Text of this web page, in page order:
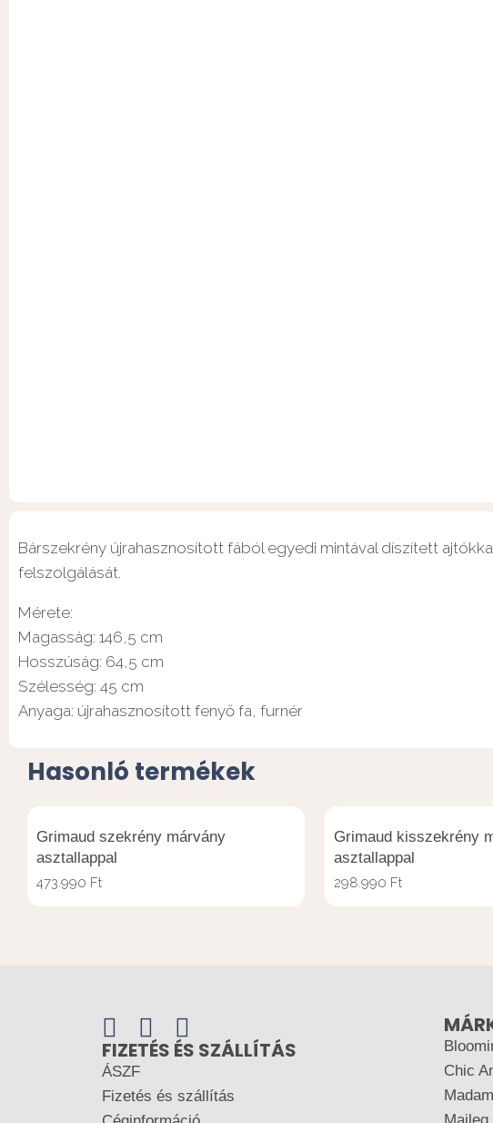
Bárszekrény újrahasznosított fából egyedi mintával díszített
felszolgálását.
Mérete:
Magasság: 146,5 cm
Hosszúság: 64,5 cm
Szélesség: 45 cm
Anyaga: újrahasznosított fenyő fa, furnér
Hasonló termékek
Grimaud szekrény márvány
asztallappal
473.990 Ft
Grimaud kisszekrény
asztallappal
298.990 Ft
FIZETÉS ÉS SZÁLLÍTÁS
ÁSZF
Fizetés és szállítás
Chic